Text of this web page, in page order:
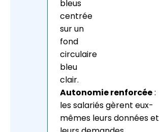
Autonomie renforcée:
les salariés gèrent eux-
mêmes leurs données et